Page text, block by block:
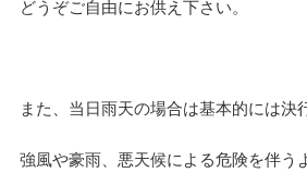
どうぞご自由にお供え下さい。
また、当日雨天の場合は基本的には決
強風や豪雨、悪天候による危険を伴う